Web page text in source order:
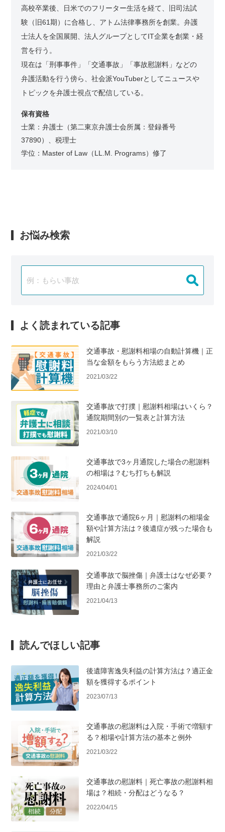
高校卒業後、日米でのフリーター生活を経て、旧司法試
験（旧61期）に合格し、アトム法律事務所を創業。弁護
士法人を全国展開、法人グループとしてIT企業を創業・経
営を行う。
現在は「刑事事件」「交通事故」「事故慰謝料」などの
弁護活動を行う傍ら、社会派YouTuberとしてニュースや
トピックを弁護士視点で配信している。
保有資格
士業：弁護士（第二東京弁護士会所属：登録番号
37890）、税理士
学位：Master of Law（LL.M. Programs）修了
お悩み検索
よく読まれている記事
交通事故・慰謝料相場の自動計算機｜正
当な金額をもらう方法総まとめ
2021/03/22
交通事故で打撲｜慰謝料相場はいくら？
通院期間別の一覧表と計算方法
2021/03/10
交通事故で3ヶ月通院した場合の慰謝料
の相場は？むち打ちも解説
2024/04/01
交通事故で通院6ヶ月｜慰謝料の相場金
額や計算方法は？後遺症が残った場合も
解説
2021/03/22
交通事故で脳挫傷｜弁護士はなぜ必要？
理由と弁護士事務所のご案内
2021/04/13
読んでほしい記事
後遺障害逸失利益の計算方法は？適正金
額を獲得するポイント
2023/07/13
交通事故の慰謝料は入院・手術で増額す
る？相場や計算方法の基本と例外
2021/03/22
交通事故の慰謝料｜死亡事故の慰謝料相
場は？相続・分配はどうなる？
2022/04/15